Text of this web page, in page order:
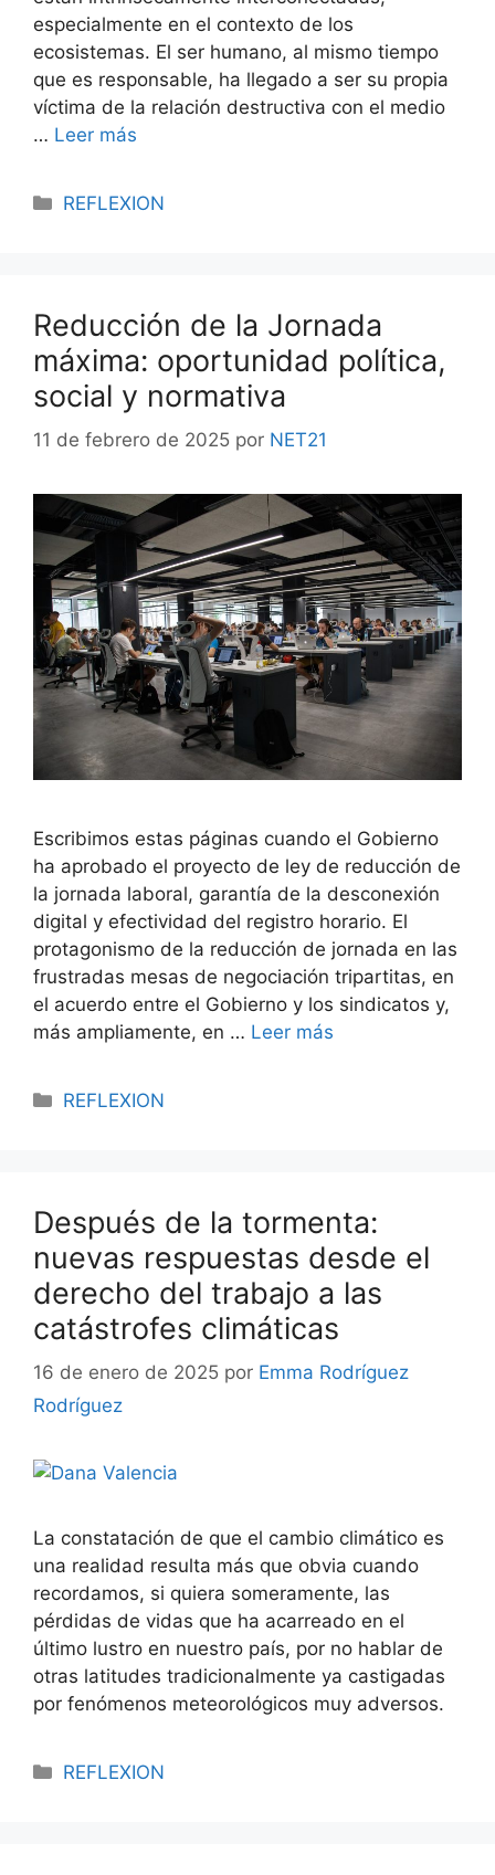
especialmente en el contexto de los
ecosistemas. El ser humano, al mismo tiempo
que es responsable, ha llegado a ser su propia
víctima de la relación destructiva con el medio
… Leer más
REFLEXION
Reducción de la Jornada
máxima: oportunidad política,
social y normativa
11 de febrero de 2025 por NET21
Escribimos estas páginas cuando el Gobierno
ha aprobado el proyecto de ley de reducción de
la jornada laboral, garantía de la desconexión
digital y efectividad del registro horario. El
protagonismo de la reducción de jornada en las
frustradas mesas de negociación tripartitas, en
el acuerdo entre el Gobierno y los sindicatos y,
más ampliamente, en … Leer más
REFLEXION
Después de la tormenta:
nuevas respuestas desde el
derecho del trabajo a las
catástrofes climáticas
16 de enero de 2025 por Emma Rodríguez
Rodríguez
La constatación de que el cambio climático es
una realidad resulta más que obvia cuando
recordamos, si quiera someramente, las
pérdidas de vidas que ha acarreado en el
último lustro en nuestro país, por no hablar de
otras latitudes tradicionalmente ya castigadas
por fenómenos meteorológicos muy adversos.
REFLEXION